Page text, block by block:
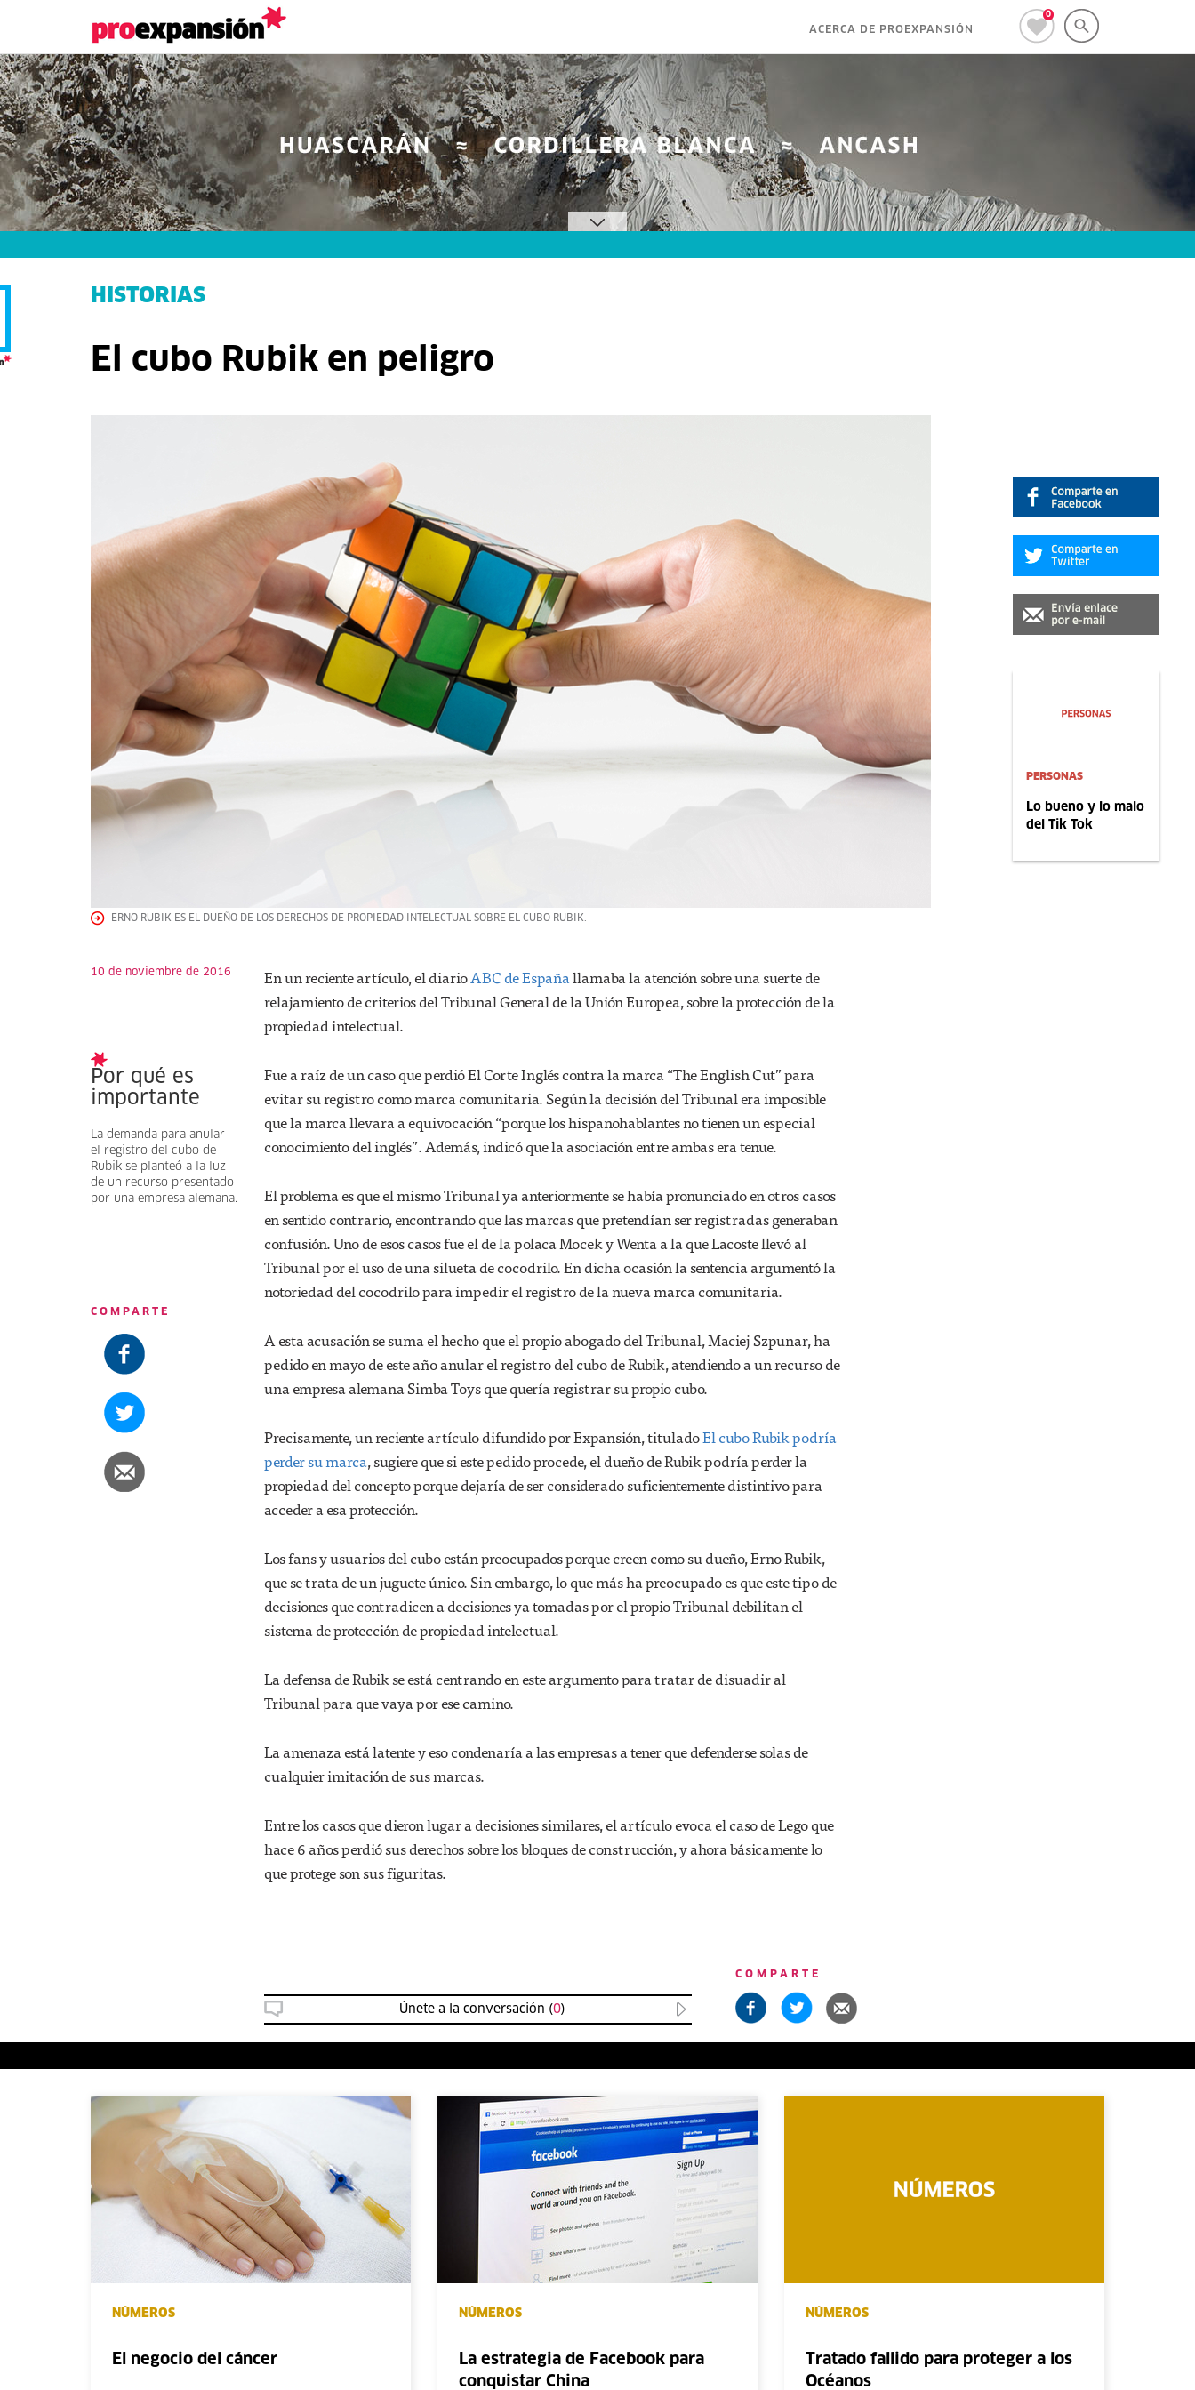
0
ACERCA DE PROEXPANSIÓN
PERSONAS
Lo bueno y lo malo
del Tik Tok
HISTORIAS
El cubo Rubik en peligro
ERNO RUBIK ES EL DUEÑO DE LOS DERECHOS DE PROPIEDAD INTELECTUAL SOBRE EL CUBO RUBIK.
10 de noviembre de 2016
Por qué es
importante
La demanda para anular
el registro del cubo de
Rubik se planteó a la luz
de un recurso presentado
por una empresa alemana.
COMPARTE
En un reciente artículo, el diarioABC de Españallamaba la atención sobre una suerte de
relajamiento de criterios del Tribunal General de la Unión Europea, sobre la protección de la
propiedad intelectual.
Fue a raíz de un caso que perdió El Corte Inglés contra la marca “The English Cut” para
evitar su registro como marca comunitaria. Según la decisión del Tribunal era imposible
que la marca llevara a equivocación “porque los hispanohablantes no tienen un especial
conocimiento del inglés”. Además, indicó que la asociación entre ambas era tenue.
El problema es que el mismo Tribunal ya anteriormente se había pronunciado en otros casos
en sentido contrario, encontrando que las marcas que pretendían ser registradas generaban
confusión. Uno de esos casos fue el de la polaca Mocek y Wenta a la que Lacoste llevó al
Tribunal por el uso de una silueta de cocodrilo. En dicha ocasión la sentencia argumentó la
notoriedad del cocodrilo para impedir el registro de la nueva marca comunitaria.
A esta acusación se suma el hecho que el propio abogado del Tribunal, Maciej Szpunar, ha
pedido en mayo de este año anular el registro del cubo de Rubik, atendiendo a un recurso de
una empresa alemana Simba Toys que quería registrar su propio cubo.
Precisamente, un reciente artículo difundido por Expansión, tituladoEl cubo Rubik podría
perder su marca, sugiere que si este pedido procede, el dueño de Rubik podría perder la
propiedad del concepto porque dejaría de ser considerado suficientemente distintivo para
acceder a esa protección.
Los fans y usuarios del cubo están preocupados porque creen como su dueño, Erno Rubik,
que se trata de un juguete único. Sin embargo, lo que más ha preocupado es que este tipo de
decisiones que contradicen a decisiones ya tomadas por el propio Tribunal debilitan el
sistema de protección de propiedad intelectual.
La defensa de Rubik se está centrando en este argumento para tratar de disuadir al
Tribunal para que vaya por ese camino.
La amenaza está latente y eso condenaría a las empresas a tener que defenderse solas de
cualquier imitación de sus marcas.
Entre los casos que dieron lugar a decisiones similares, el artículo evoca el caso de Lego que
hace 6 años perdió sus derechos sobre los bloques de construcción, y ahora básicamente lo
que protege son sus figuritas.
Únete a la conversación (0)
COMPARTE
NÚMEROS
El negocio del cáncer
NÚMEROS
La estrategia de Facebook para
conquistar China
NÚMEROS
Tratado fallido para proteger a los
Océanos